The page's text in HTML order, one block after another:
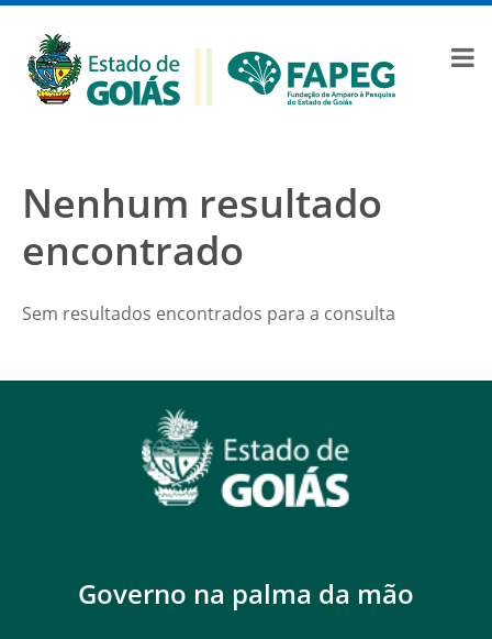
Nenhum resultado
encontrado
Sem resultados encontrados para a consulta
Governo na palma da mão